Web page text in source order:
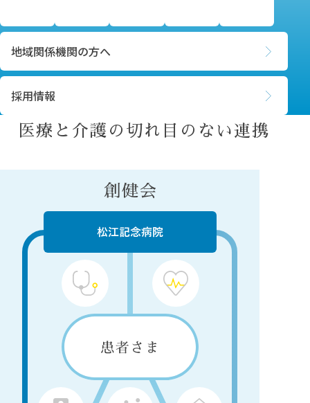
地域関係機関の方へ
採用情報
医療と介護の 切れ目のない連携